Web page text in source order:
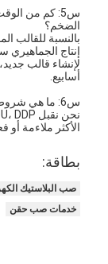
صب حقن صب
صب حقن OEM
إدراج حقن
حقن صب
خدمة الصب
س5: كم من
الضخم؟
إنتاج الجماهيري سوف
أسابيع.
س6: ما هي شروط التسليم؟
الأكثر ملاءمة أو
بطاقة:
صب البلاستيك
خدمات صب حقن